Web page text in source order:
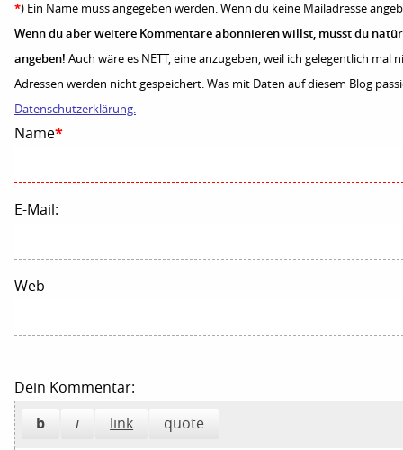
*) Ein Name muss angegeben werden. Wenn du keine Mailadresse
Wenn du aber weitere Kommentare abonnieren willst, musst du
angeben! Auch wäre es NETT, eine anzugeben, weil ich gelegentlich
Adressen werden nicht gespeichert. Was mit Daten auf diesem Blog
Datenschutzerklärung.
Name*
E-Mail:
Web
Dein Kommentar: